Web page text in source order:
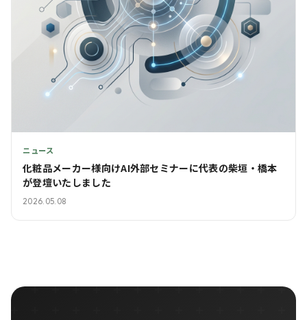
ニュース
化粧品メーカー様向けAI外部セミナーに代表の柴垣・橋本
が登壇いたしました
2026.05.08